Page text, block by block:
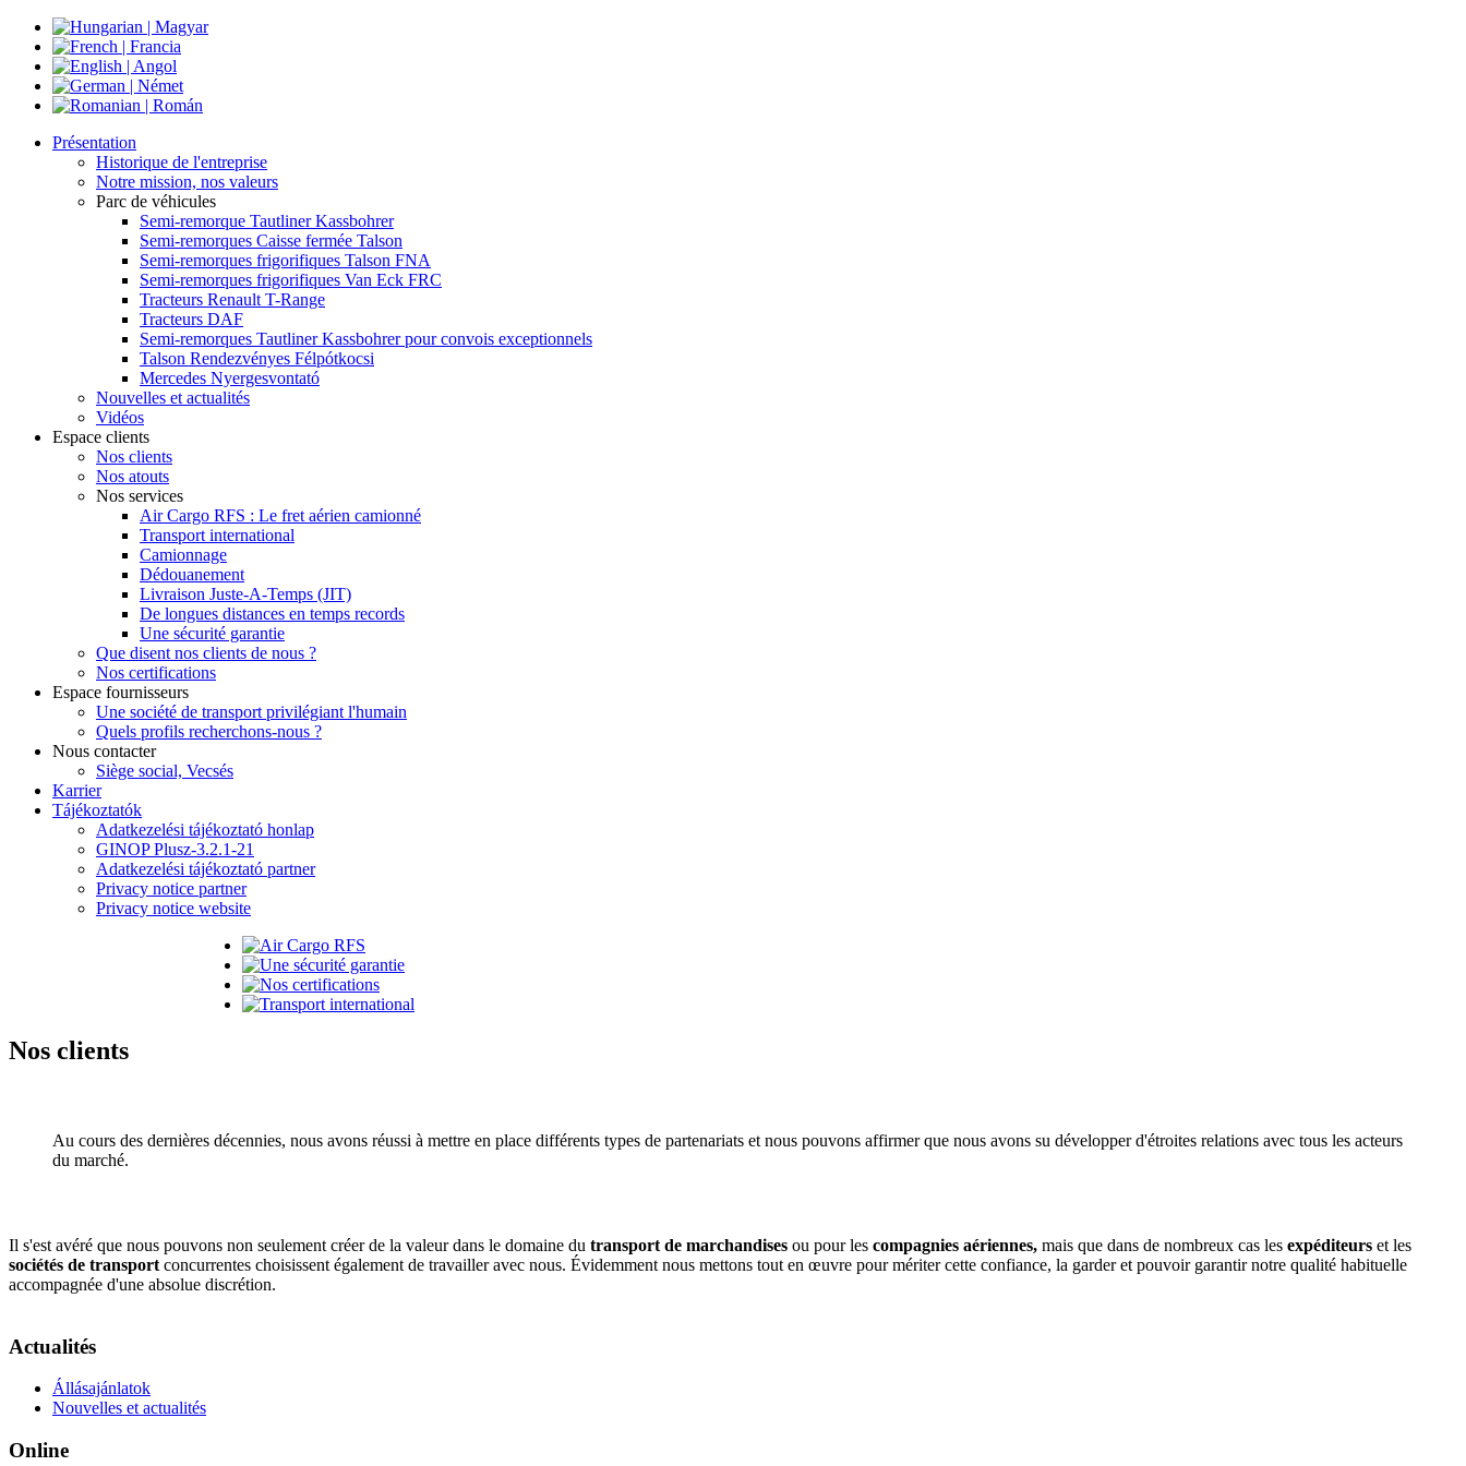
Présentation
Historique de l'entreprise
Notre mission, nos valeurs
Parc de véhicules
Semi-remorque Tautliner Kassbohrer
Semi-remorques Caisse fermée Talson
Semi-remorques frigorifiques Talson FNA
Semi-remorques frigorifiques Van Eck FRC
Tracteurs Renault T-Range
Tracteurs DAF
Semi-remorques Tautliner Kassbohrer pour convois exceptionnels
Talson Rendezvényes Félpótkocsi
Mercedes Nyergesvontató
Nouvelles et actualités
Vidéos
Espace clients
Nos clients
Nos atouts
Nos services
Air Cargo RFS : Le fret aérien camionné
Transport international
Camionnage
Dédouanement
Livraison Juste-A-Temps (JIT)
De longues distances en temps records
Une sécurité garantie
Que disent nos clients de nous ?
Nos certifications
Espace fournisseurs
Une société de transport privilégiant l'humain
Quels profils recherchons-nous ?
Nous contacter
Siège social, Vecsés
Karrier
Tájékoztatók
Adatkezelési tájékoztató honlap
GINOP Plusz-3.2.1-21
Adatkezelési tájékoztató partner
Privacy notice partner
Privacy notice website
Nos clients
Au cours des dernières décennies, nous avons réussi à mettre en place différents types de partenariats et nous pouvons affirmer que nous avons su développer d'étroites relations avec tous les acteurs
du marché.
Il s'est avéré que nous pouvons non seulement créer de la valeur dans le domaine du transport de marchandises ou pour les compagnies aériennes, mais que dans de nombreux cas les expéditeurs et les
sociétés de transport concurrentes choisissent également de travailler avec nous. Évidemment nous mettons tout en œuvre pour mériter cette confiance, la garder et pouvoir garantir notre qualité habituelle
accompagnée d'une absolue discrétion.
Actualités
Állásajánlatok
Nouvelles et actualités
Online